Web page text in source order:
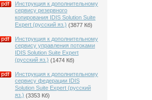
Инструкция к дополнительному
сервису резервного
копирования IDIS Solution Suite
Expert (русский яз.) (3877 Кб)
Инструкция к дополнительному
сервису управления потоками
IDIS Solution Suite Expert
(русский яз.) (1474 Кб)
Инструкция к дополнительному
сервису федерации IDIS
Solution Suite Expert (русский
яз.) (3353 Кб)